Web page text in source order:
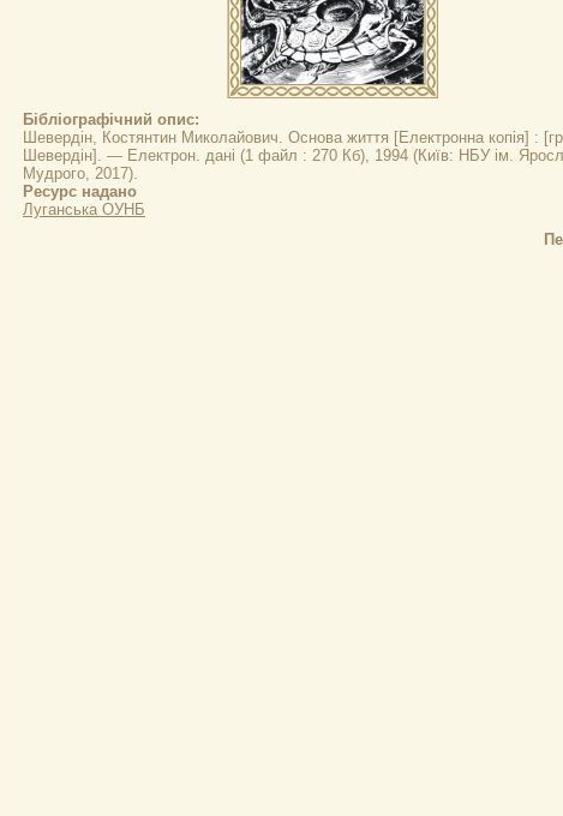
Бібліографічний опис:
Шевердін, Костянтин Миколайович. Основа життя [Електронна копія] :
Шевердін]. — Електрон. дані (1 файл : 270 Кб), 1994 (Київ: НБУ ім.
Мудрого, 2017).
Ресурс надано
Луганська ОУНБ